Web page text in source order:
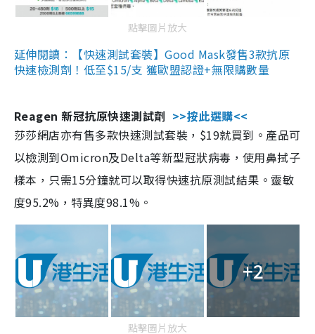
點擊圖片放大
延伸閱讀：【快速測試套裝】Good Mask發售3款抗原
快速檢測劑！低至$15/支 獲歐盟認證+無限購數量
Reagen 新冠抗原快速測試劑 >>按此選購<<
莎莎網店亦有售多款快速測試套裝，$19就買到。產品可
以檢測到Omicron及Delta等新型冠狀病毒，使用鼻拭子
樣本，只需15分鐘就可以取得快速抗原測試結果。靈敏
度95.2%，特異度98.1%。
+2
點擊圖片放大